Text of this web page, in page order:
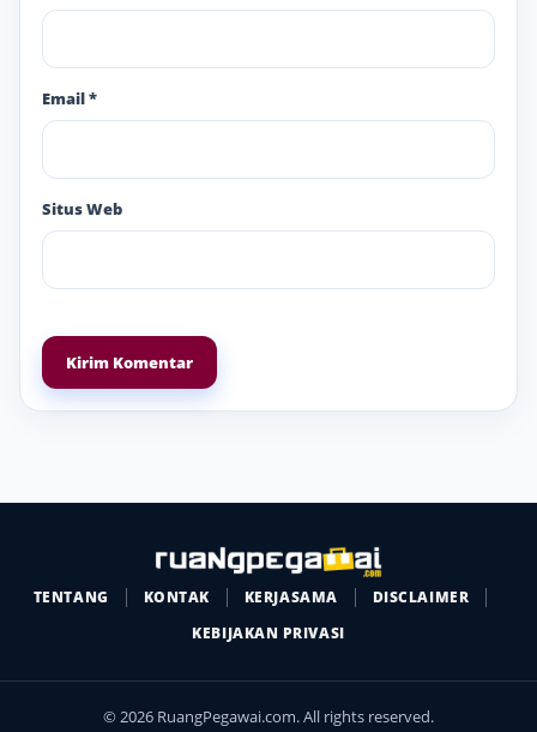
Email*
Situs Web
TENTANG KONTAK KERJASAMA
DISCLAIMER
KEBIJAKAN PRIVASI
© 2026 RuangPegawai.com. All rights reserved.